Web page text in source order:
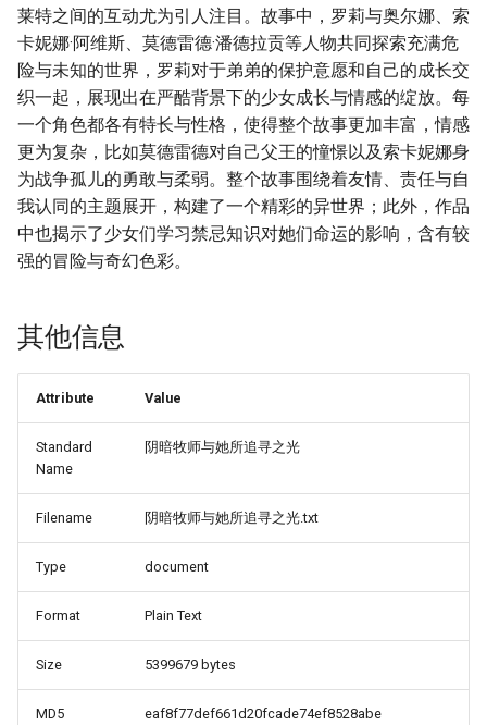
莱特之间的互动尤为引人注目。故事中，罗莉与奥尔娜、索
卡妮娜·阿维斯、莫德雷德·潘德拉贡等人物共同探索充满危
险与未知的世界，罗莉对于弟弟的保护意愿和自己的成长交
织一起，展现出在严酷背景下的少女成长与情感的绽放。每
一个角色都各有特长与性格，使得整个故事更加丰富，情感
更为复杂，比如莫德雷德对自己父王的憧憬以及索卡妮娜身
为战争孤儿的勇敢与柔弱。整个故事围绕着友情、责任与自
我认同的主题展开，构建了一个精彩的异世界；此外，作品
中也揭示了少女们学习禁忌知识对她们命运的影响，含有较
强的冒险与奇幻色彩。
其他信息
Attribute Value
Standard
Name
阴暗牧师与她所追寻之光
Filename 阴暗牧师与她所追寻之光.txt
Type document
Format Plain Text
Size 5399679 bytes
MD5 eaf8f77def661d20fcade74ef8528abe